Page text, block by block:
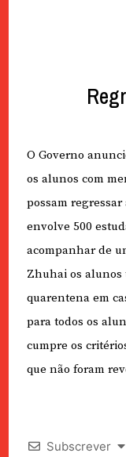
O Governo
os alunos com
possam
envolve 500
acompanhar de
Zhuhai os alunos
quarentena em
para todos os
cumpre os
que não foram
Subscrever